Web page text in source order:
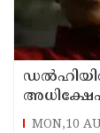
സമ്മതിച്ചു
MON,10